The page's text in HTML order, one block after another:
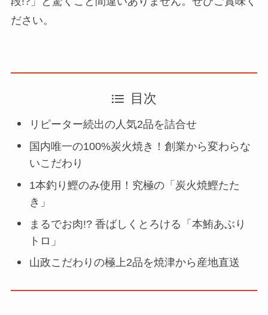
ださい。
目次
リピーター続出の人気2品を詰合せ
国内唯一の100%炭火焼き！創業から変わらな
いこだわり
1本釣り鰹のみ使用！究極の「炭火焼鰹たた
き」
まるでお肉!? 香ばしくとろける「本鮪あぶり
トロ」
山政こだわりの極上2品を焼津から産地直送